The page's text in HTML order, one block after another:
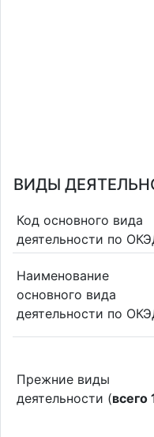
ВИДЫ
Код основного вида
деятельности по
Наименование
основного вида
деятельности по
Прежние виды
деятельности (всего